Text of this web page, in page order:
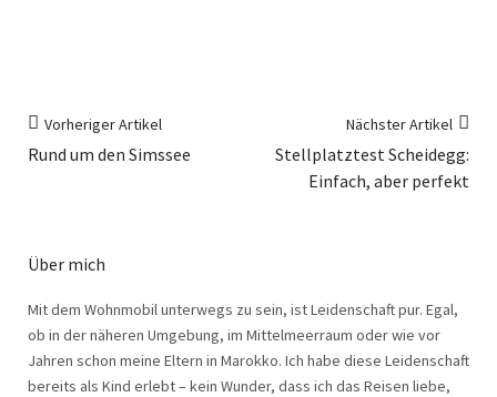
Vorheriger Artikel
Rund um den Simssee
Nächster Artikel
Stellplatztest Scheidegg:
Einfach, aber perfekt
Über mich
Mit dem Wohnmobil unterwegs zu sein, ist Leidenschaft pur. Egal,
ob in der näheren Umgebung, im Mittelmeerraum oder wie vor
Jahren schon meine Eltern in Marokko. Ich habe diese Leidenschaft
bereits als Kind erlebt – kein Wunder, dass ich das Reisen liebe,